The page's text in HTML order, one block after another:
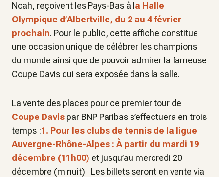
Noah, reçoivent les Pays-Bas à l a Halle
Olympique d’Albertville, du 2 au 4 février
prochain. Pour le public, cette affiche constitue
une occasion unique de célébrer les champions
du monde ainsi que de pouvoir admirer la fameuse
Coupe Davis qui sera exposée dans la salle.
La vente des places pour ce premier tour de
Coupe Davis par BNP Paribas s’effectuera en trois
temps :1. Pour les clubs de tennis de la ligue
Auvergne-Rhône-Alpes : À partir du mardi 19
décembre (11h00) et jusqu’au mercredi 20
décembre (minuit) . Les billets seront en vente via